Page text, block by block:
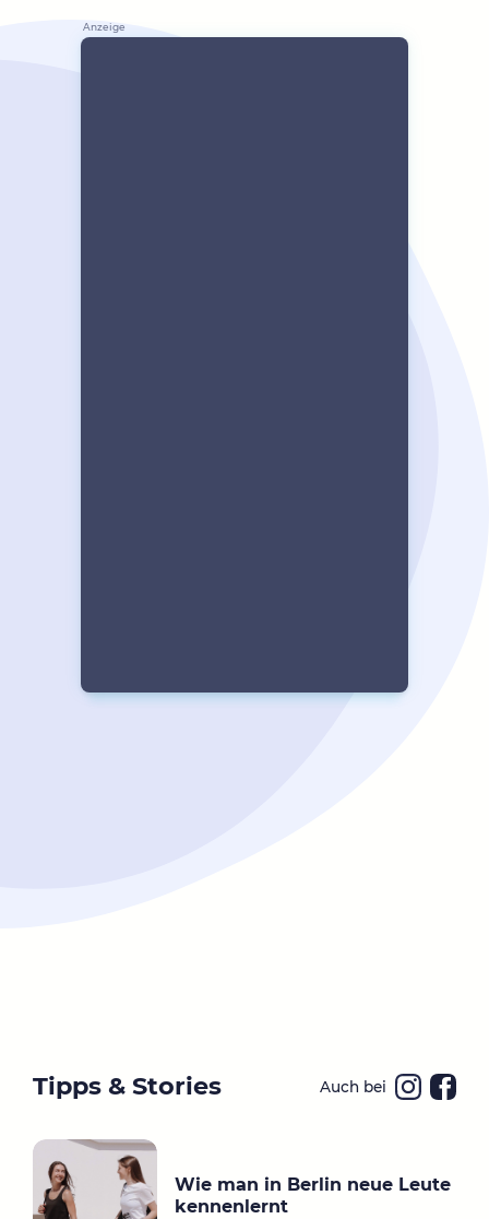
Tipps & Stories Auch bei
a
ok
Wie man in Berlin neue Leute
kennenlernt